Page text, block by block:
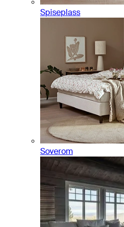
Spiseplass
Soverom